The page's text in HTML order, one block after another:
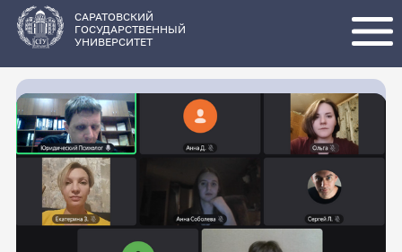
основному
содержанию
САРАТОВСКИЙ
ГОСУДАРСТВЕННЫЙ
УНИВЕРСИТЕТ